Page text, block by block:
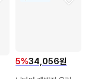
5%34,056원